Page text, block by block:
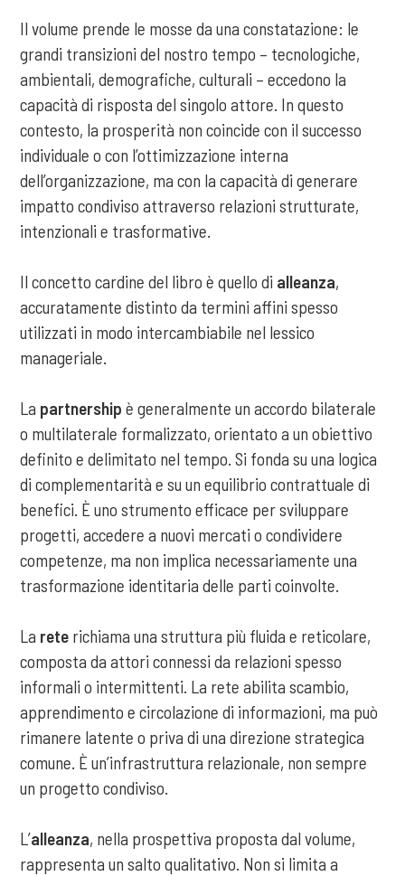
Il volume prende le mosse da una constatazione: le
grandi transizioni del nostro tempo – tecnologiche,
ambientali, demografiche, culturali – eccedono la
capacità di risposta del singolo attore. In questo
contesto, la prosperità non coincide con il successo
individuale o con l’ottimizzazione interna
dell’organizzazione, ma con la capacità di generare
impatto condiviso attraverso relazioni strutturate,
intenzionali e trasformative.
Il concetto cardine del libro è quello di alleanza,
accuratamente distinto da termini affini spesso
utilizzati in modo intercambiabile nel lessico
manageriale.
La partnership è generalmente un accordo bilaterale
o multilaterale formalizzato, orientato a un obiettivo
definito e delimitato nel tempo. Si fonda su una logica
di complementarità e su un equilibrio contrattuale di
benefici. È uno strumento efficace per sviluppare
progetti, accedere a nuovi mercati o condividere
competenze, ma non implica necessariamente una
trasformazione identitaria delle parti coinvolte.
La rete richiama una struttura più fluida e reticolare,
composta da attori connessi da relazioni spesso
informali o intermittenti. La rete abilita scambio,
apprendimento e circolazione di informazioni, ma può
rimanere latente o priva di una direzione strategica
comune. È un’infrastruttura relazionale, non sempre
un progetto condiviso.
L’alleanza, nella prospettiva proposta dal volume,
rappresenta un salto qualitativo. Non si limita a